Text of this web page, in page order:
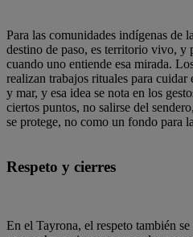
Para las comunidades indígenas de
destino de paso, es territorio vivo, y
cuando uno entiende esa mirada.
realizan trabajos rituales para
y mar, y esa idea se nota en los
ciertos puntos, no salirse del
se protege, no como un fondo para
Respeto y cierres
En el Tayrona, el respeto también